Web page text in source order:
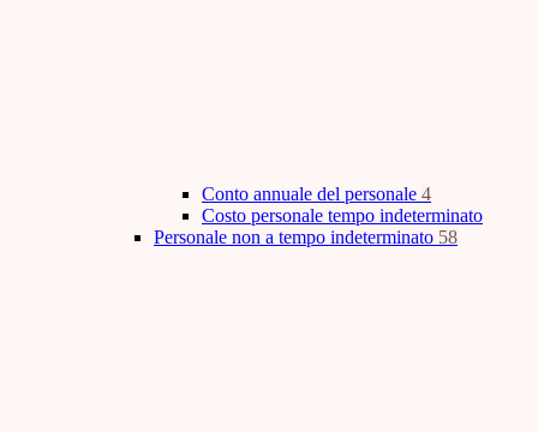
Conto annuale del personale 4
Costo personale tempo indeterminato
Personale non a tempo indeterminato 58